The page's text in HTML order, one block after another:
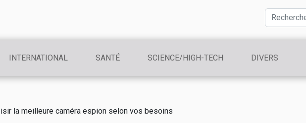
INTERNATIONAL SANTÉ SCIENCE/HIGH-TECH DIVERS
la meilleure caméra espion selon vos besoins